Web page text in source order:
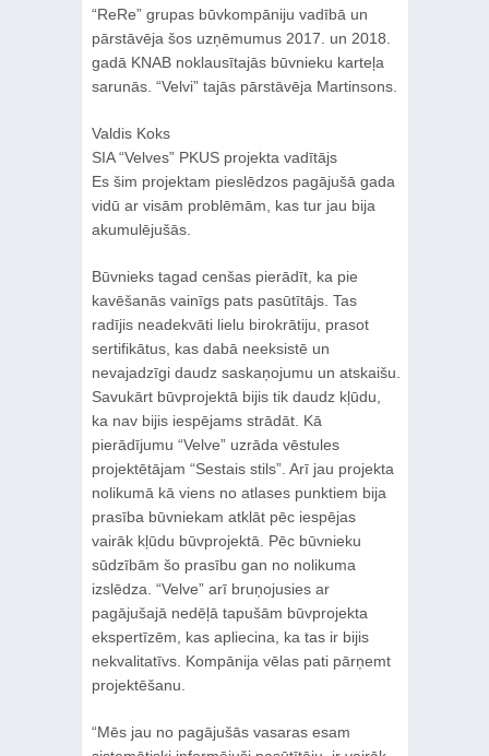
“ReRe” grupas būvkompāniju vadībā un
pārstāvēja šos uzņēmumus 2017. un 2018.
gadā KNAB noklausītajās būvnieku karteļa
sarunās. “Velvi” tajās pārstāvēja Martinsons.
Valdis Koks
SIA “Velves” PKUS projekta vadītājs
Es šim projektam pieslēdzos pagājušā gada
vidū ar visām problēmām, kas tur jau bija
akumulējušās.
Būvnieks tagad cenšas pierādīt, ka pie
kavēšanās vainīgs pats pasūtītājs. Tas
radījis neadekvāti lielu birokrātiju, prasot
sertifikātus, kas dabā neeksistē un
nevajadzīgi daudz saskaņojumu un atskaišu.
Savukārt būvprojektā bijis tik daudz kļūdu,
ka nav bijis iespējams strādāt. Kā
pierādījumu “Velve” uzrāda vēstules
projektētājam “Sestais stils”. Arī jau projekta
nolikumā kā viens no atlases punktiem bija
prasība būvniekam atklāt pēc iespējas
vairāk kļūdu būvprojektā. Pēc būvnieku
sūdzībām šo prasību gan no nolikuma
izslēdza. “Velve” arī bruņojusies ar
pagājušajā nedēļā tapušām būvprojekta
ekspertīzēm, kas apliecina, ka tas ir bijis
nekvalitatīvs. Kompānija vēlas pati pārņemt
projektēšanu.
“Mēs jau no pagājušās vasaras esam